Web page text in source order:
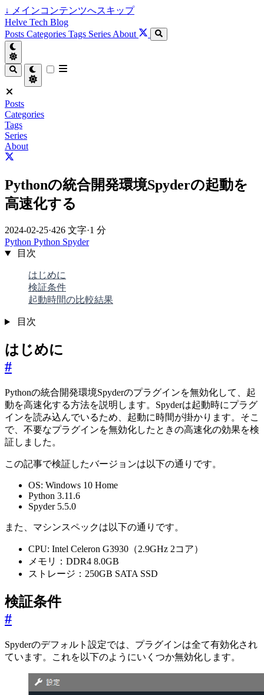
↓ メインコンテンツへスキップ
Helve Tech Blog
Posts Categories Tags Series About
Posts
Categories
Tags
Series
About
Pythonの統合開発環境Spyderの起動を
高速化する
2024-02-25·426 文字·1 分
Python Python Spyder
目次
はじめに
検証条件
起動時間の比較結果
目次
はじめに
#
Pythonの統合開発環境Spyderのプラグインを無効化して、起
動を高速化する方法を説明します。Spyderは起動時にプラグ
インを読み込んでいるため、起動に時間が掛かります。そこ
で、不要なプラグインを無効化したときの高速化の効果を検
証しました。
この記事で検証したバージョンは以下の通りです。
OS: Windows 10 Home
Python 3.11.6
Spyder 5.5.0
また、マシンスペックは以下の通りです。
CPU: Intel Celeron G3930（2.9GHz 2コア）
メモリ：DDR4 8.0GB
ストレージ：250GB SATA SSD
検証条件
#
Spyderのデフォルト設定では、プラグインは全て有効化され
ています。これを以下のようにいくつか無効化します。